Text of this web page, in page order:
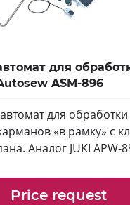
для
ASM-896
для
«в рамку» с
Аналог JUKI APW-
Price request